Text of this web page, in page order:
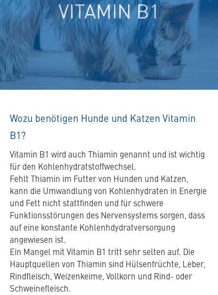
VITAMIN B1
Wozu benötigen Hunde und Katzen Vitamin
B1?
Vitamin B1 wird auch Thiamin genannt und ist wichtig
für den Kohlenhydratstoffwechsel.
Fehlt Thiamin im Futter von Hunden und Katzen,
kann die Umwandlung von Kohlenhydraten in Energie
und Fett nicht stattfinden und für schwere
Funktionsstörungen des Nervensystems sorgen, dass
auf eine konstante Kohlenhdydratversorgung
angewiesen ist.
Ein Mangel mit Vitamin B1 tritt sehr selten auf. Die
Hauptquellen von Thiamin sind Hülsenfrüchte, Leber,
Rindfleisch, Weizenkeime, Vollkorn und Rind- oder
Schweinefleisch.